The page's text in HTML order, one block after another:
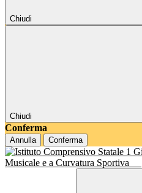
Chiudi
Chiudi
Conferma
Annulla Conferma
Musicale e a Curvatura Sportiva